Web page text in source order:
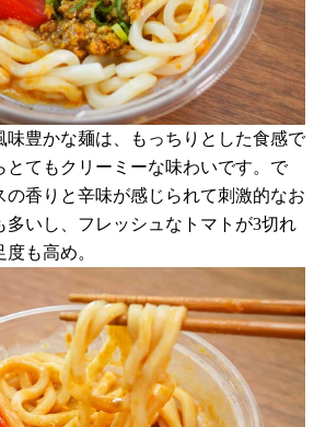
味豊かな麺は、もっちりとした食感で
てもクリーミーな味わいです。で
の香りと辛味が感じられて刺激的なお
多いし、フレッシュなトマトが3切れ
も高め。